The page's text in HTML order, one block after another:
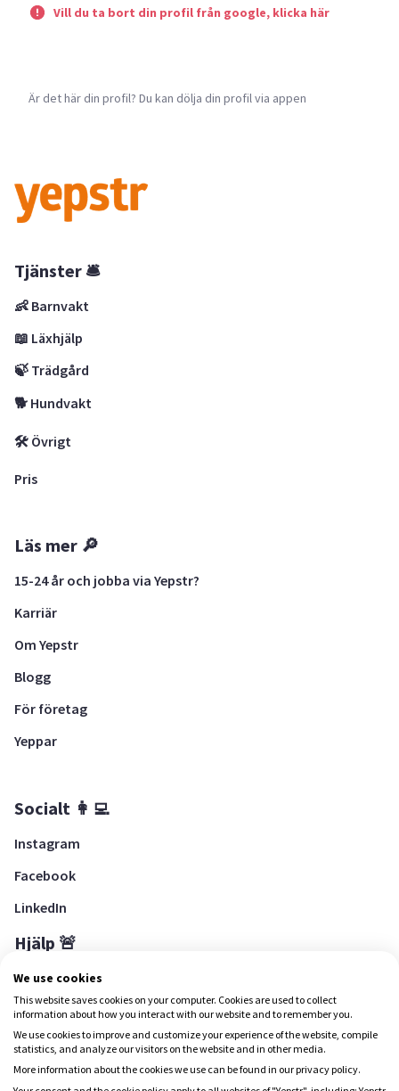
Vill du ta bort din profil från google, klicka här
Är det här din profil? Du kan dölja din profil via appen
Tjänster 🛎
👶 Barnvakt
📖 Läxhjälp
🍃 Trädgård
🐕 Hundvakt
🛠 Övrigt
Pris
Läs mer 🔎
15-24 år och jobba via Yepstr?
Karriär
Om Yepstr
Blogg
För företag
Yeppar
Socialt 👩‍💻
Instagram
Facebook
LinkedIn
Hjälp 🚨
Hjälpcenter
Ladda ned Yepstr
We use cookies
This website saves cookies on your computer. Cookies are used to collect
information about how you interact with our website and to remember you.
We use cookies to improve and customize your experience of the website, compile
statistics, and analyze our visitors on the website and in other media.
More information about the cookies we use can be found in our privacy policy.